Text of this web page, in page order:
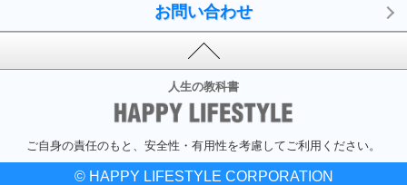
お問い合わせ
人生の教科書
ご自身の責任のもと、安全性・有用性を考慮してご利用ください。
© HAPPY LIFESTYLE CORPORATION